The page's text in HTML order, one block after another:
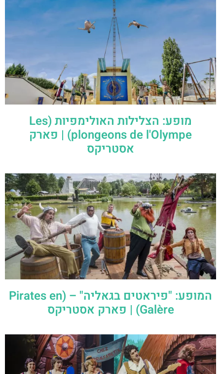
מופע: הצלילות האולימפיות (Les
plongeons de l'Olympe) | פארק
אסטריקס
המופע: "פיראטים בגאליה" – (Pirates en
Galère) | פארק אסטריקס